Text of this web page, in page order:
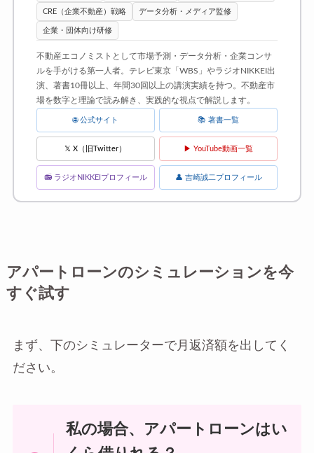
CRE（企業不動産）戦略 データ分析・メディア監修
企業・団体向け研修
不動産エコノミストとして市場予測・データ分析・企業コンサ
ルを手がける第一人者。テレビ東京「WBS」やラジオNIKKEI出
演、著書10冊以上、年間30回以上の講演実績を持つ。不動産市
場を数字と理論で読み解き、実践的な視点で解説します。
🌐 公式サイト 📚 著書一覧
𝕏 X（旧Twitter） ▶ YouTube動画一覧
📻 ラジオNIKKEIプロフィール 👤 吉崎誠二プロフィール
アパートローンのシミュレーションを今
すぐ試す
まず、下のシミュレーターで月返済額を出してく
ださい。
私の場合、アパートローンはい